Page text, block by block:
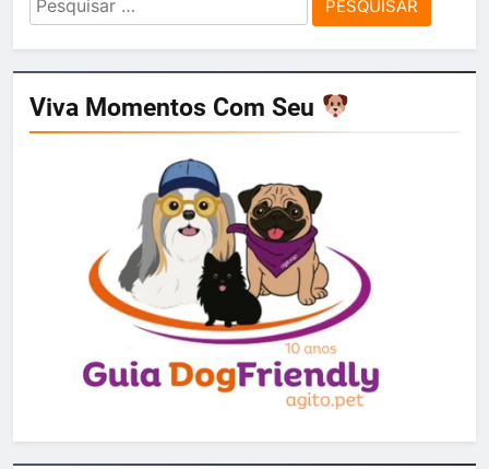
por:
Viva Momentos Com Seu